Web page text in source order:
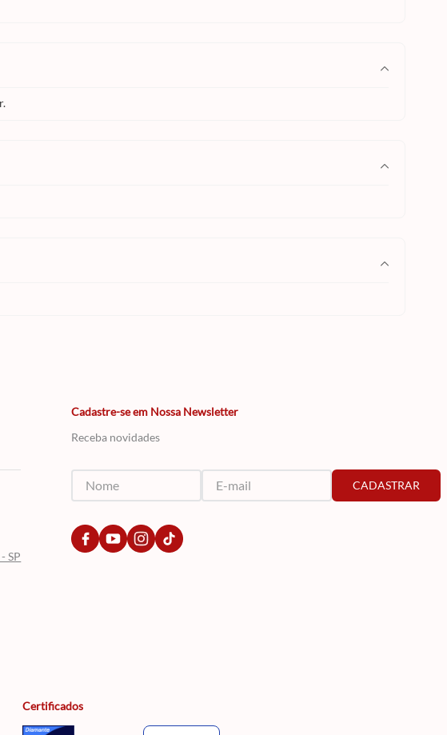
SP
Cadastre-se em Nossa Newsletter
Receba novidades
CADASTRAR
Certificados